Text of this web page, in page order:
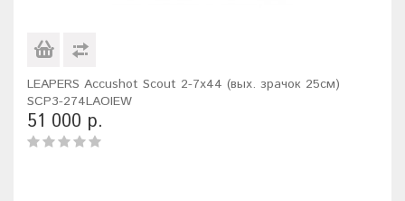
LEAPERS Accushot Scout 2-7x44 (вых. зрачок 25см)
SCP3-274LAOIEW
51 000 р.